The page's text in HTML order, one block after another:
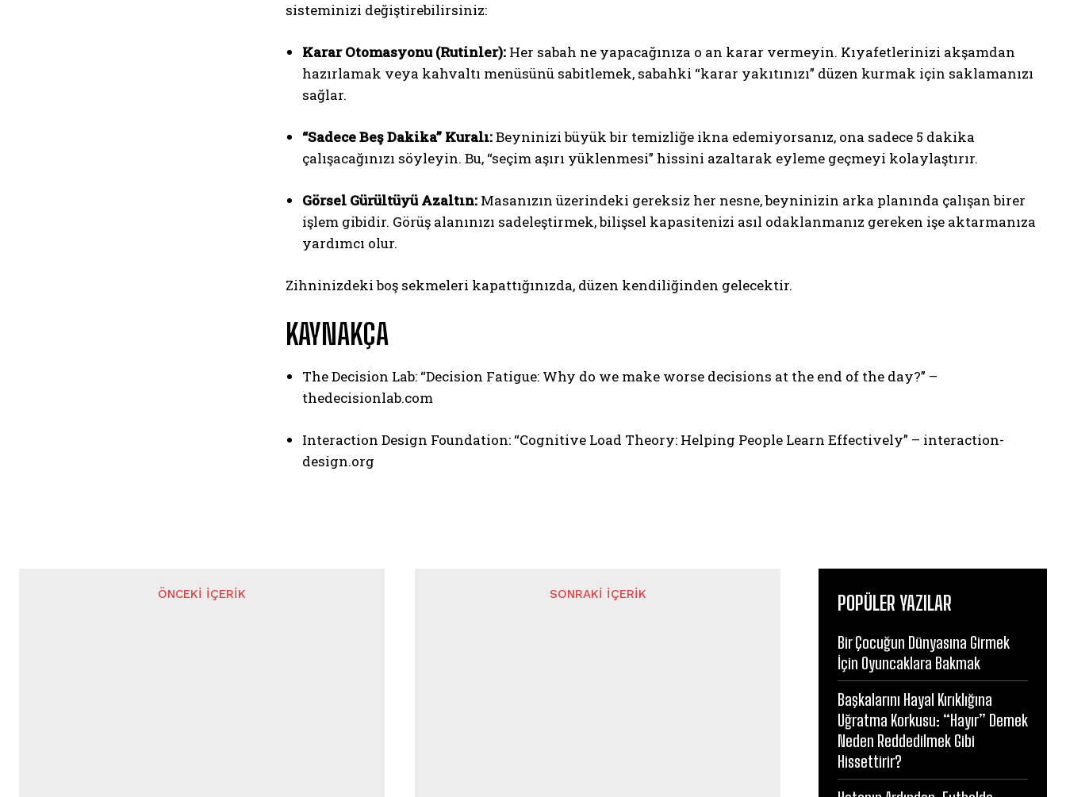
sisteminizi değiştirebilirsiniz:
Karar Otomasyonu (Rutinler): Her sabah ne yapacağınıza o an karar vermeyin. Kıyafetlerinizi akşamdan
hazırlamak veya kahvaltı menüsünü sabitlemek, sabahki “karar yakıtınızı” düzen kurmak için saklamanızı
sağlar.
“Sadece Beş Dakika” Kuralı:Beyninizi büyük bir temizliğe ikna edemiyorsanız, ona sadece 5 dakika
çalışacağınızı söyleyin. Bu, “seçim aşırı yüklenmesi” hissini azaltarak eyleme geçmeyi kolaylaştırır.
Görsel Gürültüyü Azaltın: Masanızın üzerindeki gereksiz her nesne, beyninizin arka planında çalışan birer
işlem gibidir. Görüş alanınızı sadeleştirmek, bilişsel kapasitenizi asıl odaklanmanız gereken işe aktarmanıza
yardımcı olur.
Zihninizdeki boş sekmeleri kapattığınızda, düzen kendiliğinden gelecektir.
KAYNAKÇA
The Decision Lab: “Decision Fatigue: Why do we make worse decisions at the end of the day?” –
thedecisionlab.com
Interaction Design Foundation: “Cognitive Load Theory: Helping People Learn Effectively” – interaction-
design.org
ÖNCEKI İÇERIK SONRAKI İÇERIK POPÜLER YAZILAR
Bir Çocuğun Dünyasına Girmek
İçin Oyuncaklara Bakmak
Başkalarını Hayal Kırıklığına
Uğratma Korkusu: “Hayır” Demek
Neden Reddedilmek Gibi
Hissettirir?